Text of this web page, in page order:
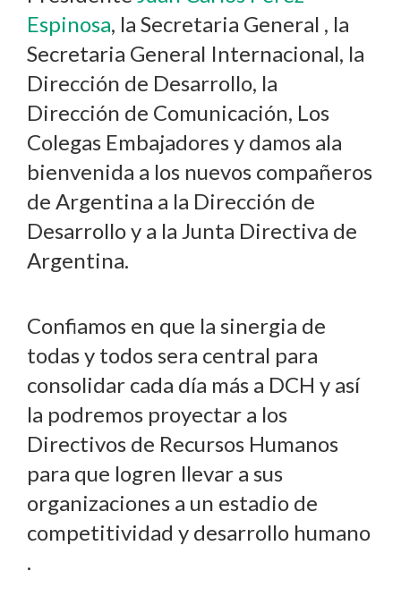
Espinosa, la Secretaria General , la
Secretaria General Internacional, la
Dirección de Desarrollo, la
Dirección de Comunicación, Los
Colegas Embajadores y damos ala
bienvenida a los nuevos compañeros
de Argentina a la Dirección de
Desarrollo y a la Junta Directiva de
Argentina.
Confiamos en que la sinergia de
todas y todos sera central para
consolidar cada día más a DCH y así
la podremos proyectar a los
Directivos de Recursos Humanos
para que logren llevar a sus
organizaciones a un estadio de
competitividad y desarrollo humano
.